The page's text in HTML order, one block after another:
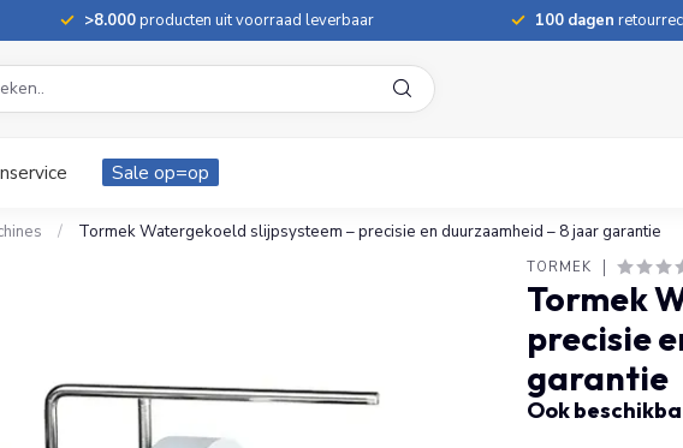
>8.000producten uit voorraad leverbaar 100 dagen
Sale op=op
/ Tormek Watergekoeld slijpsysteem – precisie en duurzaamheid – 8 jaar garantie
TORMEK
Tormek
precisie
garantie
Ook